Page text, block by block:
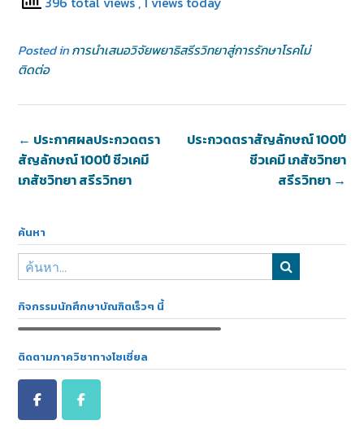
Posted inการนำเสนอวิจัยพยาธิสรีรวิทยาสู่การรักษาโรคไม่
ติดต่อ
ประกวดตราสัญลักษณ์ 100ปี
ชีวเคมี เภสัชวิทยา
สรีรวิทยา →
← ประกาศผลประกวดตรา
สัญลักษณ์ 100ปี ชีวเคมี
เภสัชวิทยา สรีรวิทยา
ค้นหา
กิจกรรมนักศึกษาบัณฑิตเร็วๆ นี้
ติดตามภาควิชาทางโซเชี่ยล